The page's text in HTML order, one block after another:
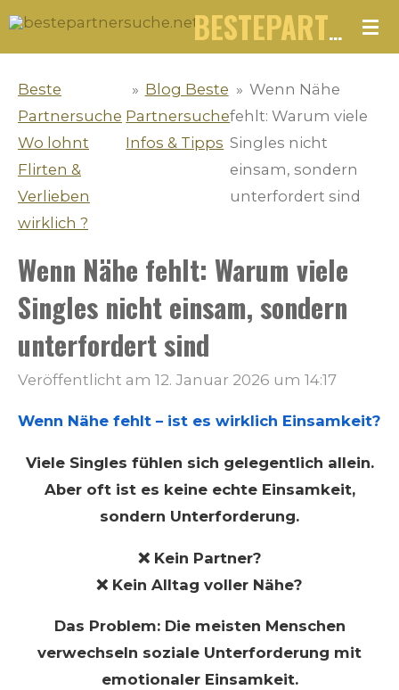
Zum
BESTEPARTNERSUCHE.NET
Beste
Partnersuche
Wo lohnt
Flirten &
Verlieben
wirklich ?
» Blog Beste
Partnersuche
Infos & Tipps
» Wenn Nähe
fehlt: Warum viele
Singles nicht
einsam, sondern
unterfordert sind
Wenn Nähe fehlt: Warum viele
Singles nicht einsam, sondern
unterfordert sind
Veröffentlicht am 12. Januar 2026 um 14:17
Wenn Nähe fehlt – ist es wirklich Einsamkeit?
Viele Singles fühlen sich gelegentlich allein.
Aber oft ist es keine echte Einsamkeit,
sondern Unterforderung.
❌ Kein Partner?
❌ Kein Alltag voller Nähe?
Das Problem: Die meisten Menschen
verwechseln soziale Unterforderung mit
emotionaler Einsamkeit.